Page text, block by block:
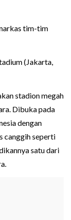
tim-tim
(Jakarta,
stadion megah
Dibuka pada
dengan
canggih seperti
satu dari